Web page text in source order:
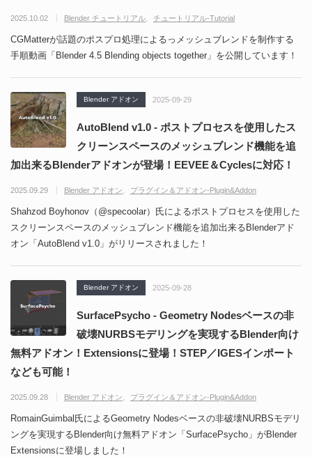
2025.10.02 Blender チュートリアル チュートリアル-Tutorial
CGMatterが話題のポスプロ処理によるっメッシュブレンドを制作する
手順動画「Blender 4.5 Blending objects together」を公開しています！
Blender アドオン 2025-09-29
AutoBlend v1.0 - ポストプロセスを使用したス
クリーンスペースのメッシュブレンド機能を追
加出来るBlenderアドオンが登場！EEVEE＆Cyclesに対応！
2025.09.29 Blender アドオン プラグイン＆アドオン-Plugin&Addon
Shahzod Boyhonov（@specoolar）氏によるポストプロセスを使用した
スクリーンスペースのメッシュブレンド機能を追加出来るBlenderアド
オン「AutoBlend v1.0」がリリースされました！
Blender アドオン 2025-09-28
SurfacePsycho - Geometry Nodesベースの非
破壊NURBSモデリングを実現するBlender向け
無料アドオン！Extensionsに登場！STEP／IGESインポート
なども可能！
2025.09.28 Blender アドオン プラグイン＆アドオン-Plugin&Addon
RomainGuimbal氏によるGeometry Nodesベースの非破壊NURBSモデリ
ングを実現するBlender向け無料アドオン「SurfacePsycho」がBlender
Extensionsに登場しました！